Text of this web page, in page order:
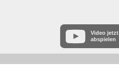
Video jetzt
abspielen